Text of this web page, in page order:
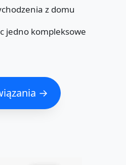
z domu
jedno kompleksowe
→